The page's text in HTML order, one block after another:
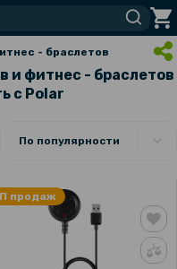
- браслетов
и фитнес - браслетов
c Polar
По популярности
продаж